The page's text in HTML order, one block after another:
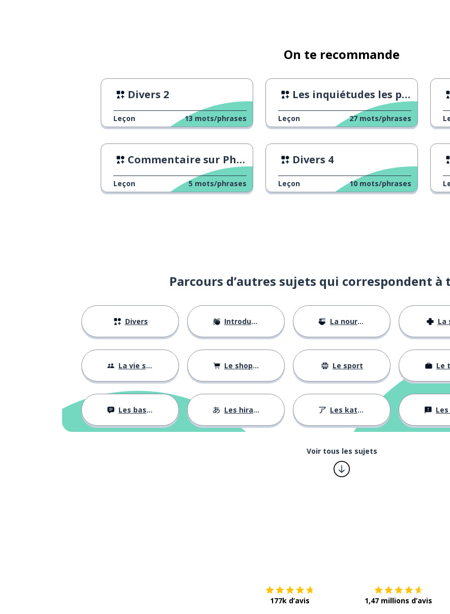
On te recommande
Divers 2
Leçon 13 mots/phrases
Les inquiétudes les plus étranges des étudiants
Leçon 27 mots/phrases
Commentaire sur Photo Ghost
Leçon 5 mots/phrases
Divers 4
Leçon 10 mots/phrases
Parcours d’autres sujets qui correspondent à
Divers Introductions La nourriture La
La vie sociale Le shopping Le sport Le
Les bases Les hiraganas Les katakanas Les
Voir tous les sujets
177k d’avis 1,47 millions d’avis